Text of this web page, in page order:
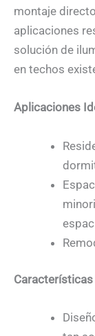
montaje
aplicaciones
solución de
en techos
Aplicaciones